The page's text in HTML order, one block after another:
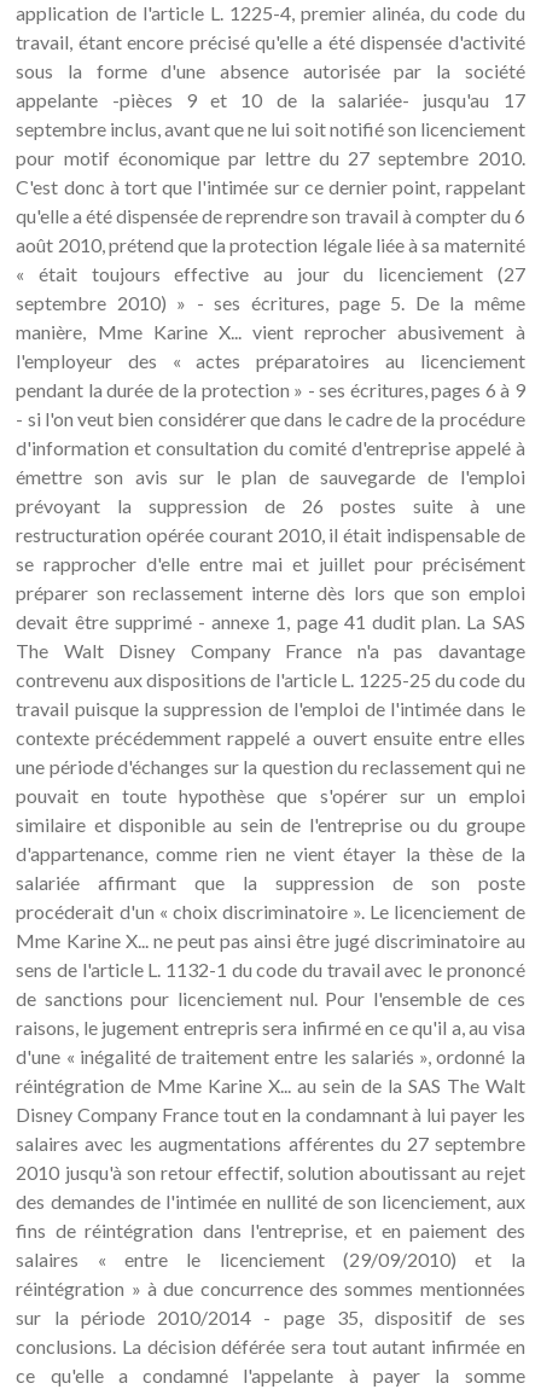
application de l'article L. 1225-4, premier alinéa, du code du
travail, étant encore précisé qu'elle a été dispensée d'activité
sous la forme d'une absence autorisée par la société
appelante -pièces 9 et 10 de la salariée- jusqu'au 17
septembre inclus, avant que ne lui soit notifié son licenciement
pour motif économique par lettre du 27 septembre 2010.
C'est donc à tort que l'intimée sur ce dernier point, rappelant
qu'elle a été dispensée de reprendre son travail à compter du 6
août 2010, prétend que la protection légale liée à sa maternité
« était toujours effective au jour du licenciement (27
septembre 2010) » - ses écritures, page 5. De la même
manière, Mme Karine X... vient reprocher abusivement à
l'employeur des « actes préparatoires au licenciement
pendant la durée de la protection » - ses écritures, pages 6 à 9
- si l'on veut bien considérer que dans le cadre de la procédure
d'information et consultation du comité d'entreprise appelé à
émettre son avis sur le plan de sauvegarde de l'emploi
prévoyant la suppression de 26 postes suite à une
restructuration opérée courant 2010, il était indispensable de
se rapprocher d'elle entre mai et juillet pour précisément
préparer son reclassement interne dès lors que son emploi
devait être supprimé - annexe 1, page 41 dudit plan. La SAS
The Walt Disney Company France n'a pas davantage
contrevenu aux dispositions de l'article L. 1225-25 du code du
travail puisque la suppression de l'emploi de l'intimée dans le
contexte précédemment rappelé a ouvert ensuite entre elles
une période d'échanges sur la question du reclassement qui ne
pouvait en toute hypothèse que s'opérer sur un emploi
similaire et disponible au sein de l'entreprise ou du groupe
d'appartenance, comme rien ne vient étayer la thèse de la
salariée affirmant que la suppression de son poste
procéderait d'un « choix discriminatoire ». Le licenciement de
Mme Karine X... ne peut pas ainsi être jugé discriminatoire au
sens de l'article L. 1132-1 du code du travail avec le prononcé
de sanctions pour licenciement nul. Pour l'ensemble de ces
raisons, le jugement entrepris sera infirmé en ce qu'il a, au visa
d'une « inégalité de traitement entre les salariés », ordonné la
réintégration de Mme Karine X... au sein de la SAS The Walt
Disney Company France tout en la condamnant à lui payer les
salaires avec les augmentations afférentes du 27 septembre
2010 jusqu'à son retour effectif, solution aboutissant au rejet
des demandes de l'intimée en nullité de son licenciement, aux
fins de réintégration dans l'entreprise, et en paiement des
salaires « entre le licenciement (29/09/2010) et la
réintégration » à due concurrence des sommes mentionnées
sur la période 2010/2014 - page 35, dispositif de ses
conclusions. La décision déférée sera tout autant infirmée en
ce qu'elle a condamné l'appelante à payer la somme